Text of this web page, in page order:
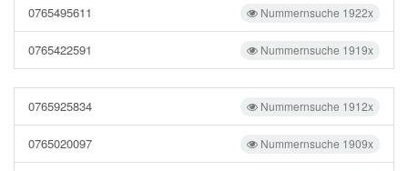
Nummernsuche 1922x
0765495611
Nummernsuche 1919x
0765422591
Nummernsuche 1912x
0765925834
Nummernsuche 1909x
0765020097